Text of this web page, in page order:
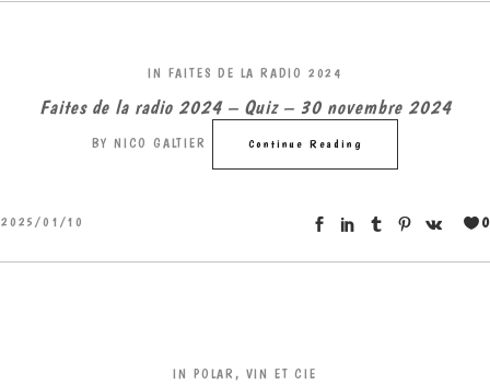
IN FAITES DE LA RADIO 2024
Faites de la radio 2024 – Quiz – 30 novembre 2024
BY NICO GALTIER Continue Reading
2025/01/10 0
IN POLAR, VIN ET CIE